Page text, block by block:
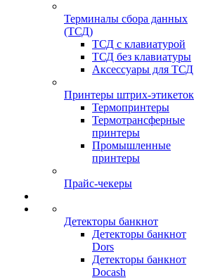
Терминалы сбора данных
(ТСД)
ТСД с клавиатурой
ТСД без клавиатуры
Аксессуары для ТСД
Принтеры штрих-этикеток
Термопринтеры
Термотрансферные
принтеры
Промышленные
принтеры
Прайс-чекеры
Детекторы банкнот
Детекторы банкнот
Dors
Детекторы банкнот
Docash